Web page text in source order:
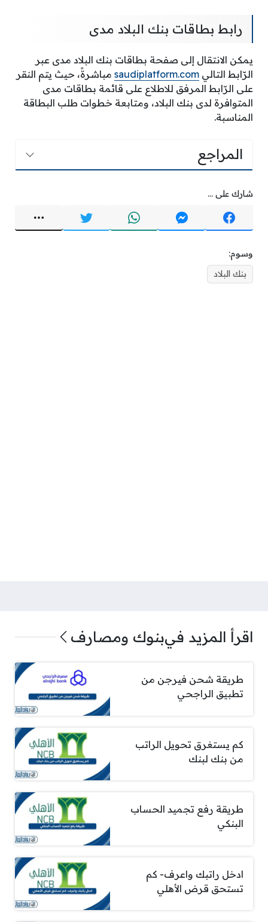
رابط بطاقات بنك البلاد مدى
يمكن الانتقال إلى صفحة بطاقات بنك البلاد مدى عبر
الرّابط التالي saudiplatform.com مباشرةً، حيث يتم النقر
على الرّابط المرفق للاطلاع على قائمة بطاقات مدى
المتوافرة لدى بنك البلاد، ومتابعة خطوات طلب البطاقة
المناسبة.
المراجع
شارك على ...
وسوم:
بنك البلاد
اقرأ المزيد فيبنوك ومصارف
طريقة شحن فيرجن من
تطبيق الراجحي
كم يستغرق تحويل الراتب
من بنك لبنك
طريقة رفع تجميد الحساب
البنكي
ادخل راتبك واعرف- كم
تستحق قرض الأهلي